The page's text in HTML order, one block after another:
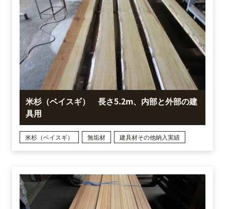
米杉（ベイスギ） 長さ5.2m、内部と外部の建
具用
米杉（ベイスギ） 無垢材 建具材その他納入実績